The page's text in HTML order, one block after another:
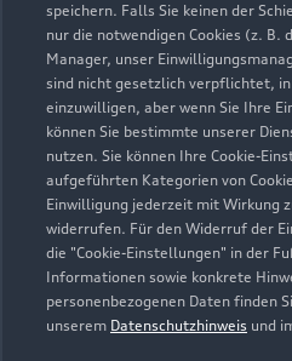
speichern. Falls Sie keinen der
nur die notwendigen Cookies (z. B.
Manager, unser
sind nicht gesetzlich verpflichtet, in
einzuwilligen, aber wenn Sie Ihre
können Sie bestimmte unserer
nutzen. Sie können Ihre Cookie-
aufgeführten Kategorien von
Einwilligung jederzeit mit Wirkung
widerrufen. Für den Widerruf der
die "Cookie-Einstellungen" in der
Informationen sowie konkrete
personenbezogenen Daten finden
unserem Datenschutzhinweis und
Verkauf
Geschlossen
öffnet am
Service
Geschlossen,öffnet
Teile- & Zubehörverkauf
Geschlossen,öffnet